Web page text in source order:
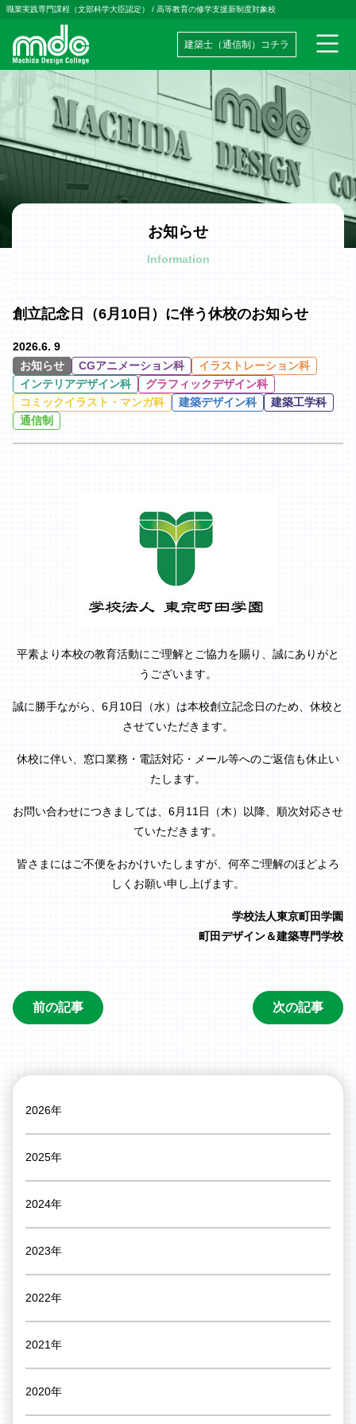
コンテンツへスキップ
職業実践専門課程（文部科学大臣認定） / 高等教育の修学支援新制度対象校
メインナビゲーション
建築士（通信制）コチラ
お知らせ
Information
創立記念日（6月10日）に伴う休校のお知らせ
2026.6. 9
お知らせ
CGアニメーション科
イラストレーション科
インテリアデザイン科
グラフィックデザイン科
コミックイラスト・マンガ科
建築デザイン科
建築工学科
通信制
平素より本校の教育活動にご理解とご協力を賜り、誠にありがと
うございます。
誠に勝手ながら、 6月10日（水）は本校創立記念日のため、休校と
させていただきます。
休校に伴い、窓口業務・電話対応・メール等へのご返信も休止い
たします。
お問い合わせにつきましては、6月11日（木）以降、順次対応させ
ていただきます。
皆さまにはご不便をおかけいたしますが、何卒ご理解のほどよろ
しくお願い申し上げます。
学校法人東京町田学園
町田デザイン＆建築専門学校
前の記事 次の記事
2026年
2025年
2024年
2023年
2022年
2021年
2020年